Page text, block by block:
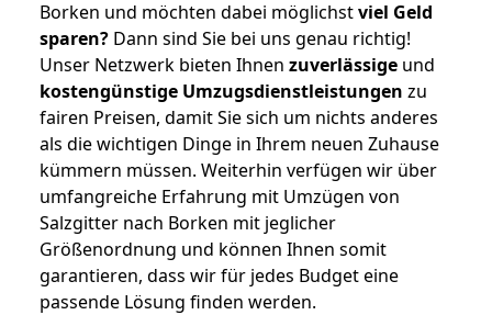
Borken und möchten dabei möglichstviel Geld
sparen? Dann sind Sie bei uns genau richtig!
Unser Netzwerk bieten Ihnen zuverlässige und
kostengünstige Umzugsdienstleistungen zu
fairen Preisen, damit Sie sich um nichts anderes
als die wichtigen Dinge in Ihrem neuen Zuhause
kümmern müssen. Weiterhin verfügen wir über
umfangreiche Erfahrung mit Umzügen von
Salzgitter nach Borken mit jeglicher
Größenordnung und können Ihnen somit
garantieren, dass wir für jedes Budget eine
passende Lösung finden werden.